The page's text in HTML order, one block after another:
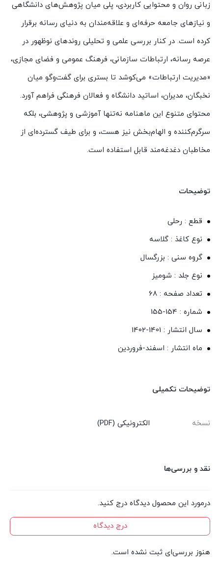
زبانی روان و محتوایی کاربردی، پلی میان پژوهش‌های دانشگاهی
و نیازهای جامعه حرفه‌ای و علاقه‌مندان به دنیای رسانه برقرار
کرده است. در کنار بررسی علمی و تحلیلی روندهای نوظهور در
عرصه رسانه، ارتباطات سازمانی، فرهنگ عمومی و فضای مجازی،
«مدیریت ارتباطات» می‌کوشد تا بستری برای گفت‌وگو میان
نخبگان، مدیران، اساتید دانشگاه و فعالان فرهنگی فراهم آورد.
محتوای متنوع این ماهنامه نه‌تنها آموزشی و پژوهشی، بلکه
سرگرم‌کننده و الهام‌بخش نیز هست، و برای طیف گسترده‌ای از
مخاطبان دغدغه‌مند قابل استفاده است.
توضیحات
قطع : رحلی
نوع کاغذ : گلاسه
گروه سنی : بزرگسال
نوع جلد : شومیز
تعداد صفحه : 68
شماره : 154-155
سال انتشار : 1401-1402
ماه انتشار : اسفند-فروردین
توضیحات تکمیلی
نسخه الکترونیکی (PDF)
نقد و بررسی‌ها
درمورد این محصول دیدگاه درج کنید.
درج دیدگاه
هنوز بررسی‌ای ثبت نشده است.